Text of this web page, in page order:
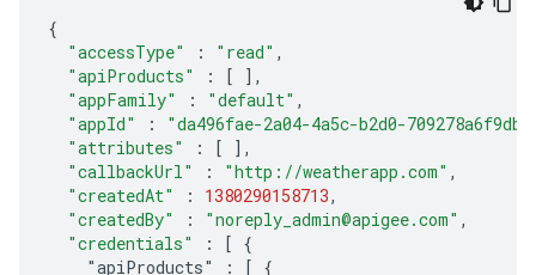
{
"accessType"
: "read" ,
"apiProducts"
: [ ] ,
"appFamily"
: "default" ,
"appId"
: "da496fae-2a04-4a5c-b2d0-709278a6f9db"
"attributes"
: [ ] ,
"callbackUrl"
: "http://weatherapp.com" ,
"createdAt"
: 1380290158713,
"createdBy"
: "noreply_admin@apigee.com" ,
"credentials"
: [ {
    "apiProducts" : [ {